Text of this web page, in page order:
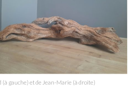
(à gauche) et de Jean-Marie (à droite)